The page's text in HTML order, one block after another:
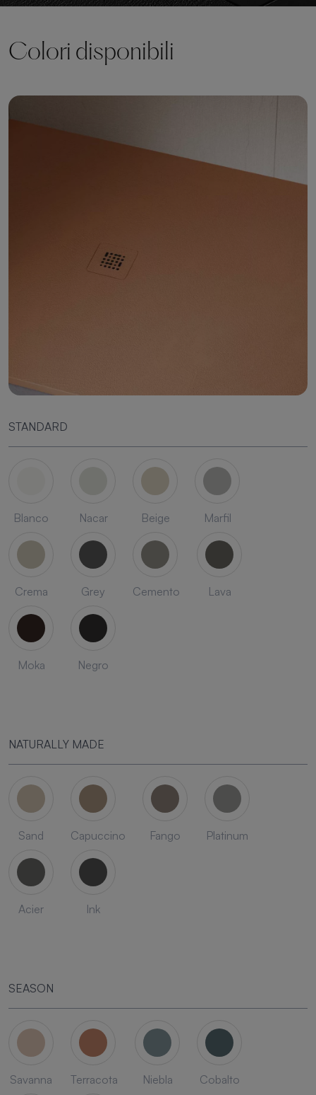
Colori disponibili
STANDARD
Blanco Nacar Beige Marfil
Crema Grey Cemento Lava
Moka Negro
NATURALLY MADE
Sand Capuccino Fango Platinum
Acier Ink
SEASON
Savanna Terracota Niebla Cobalto